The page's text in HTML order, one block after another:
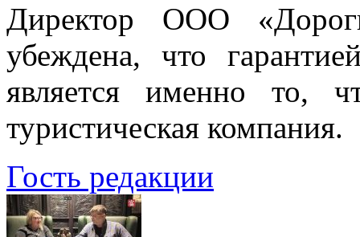
Директор ООО
убеждена, что
является именно то,
туристическая компания.
Гость редакции